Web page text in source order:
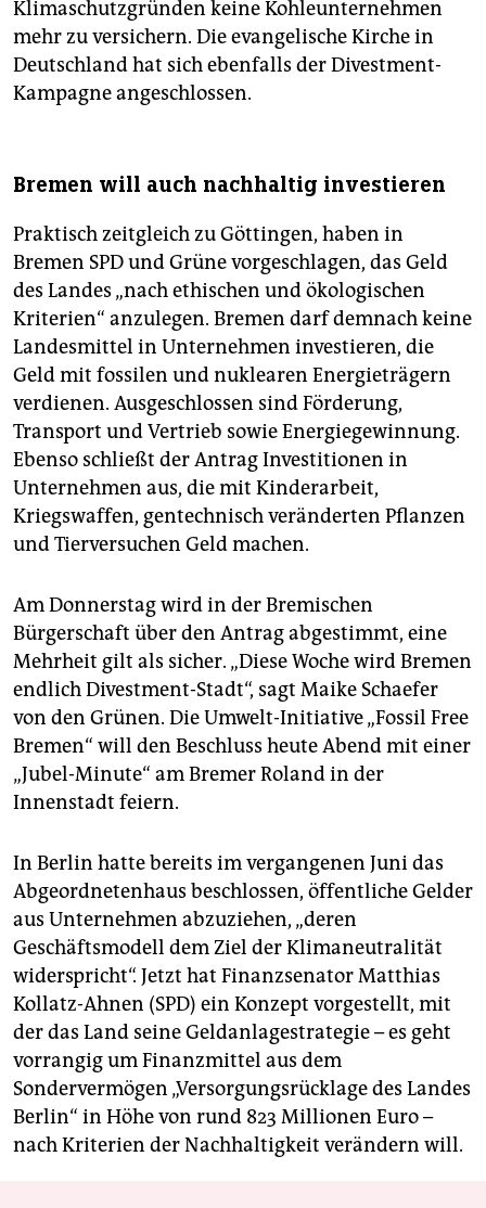
Klimaschutzgründen keine Kohleunternehmen
mehr zu versichern. Die evangelische Kirche in
Deutschland hat sich ebenfalls der Divestment-
Kampagne angeschlossen.
Bremen will auch nachhaltig investieren
Praktisch zeitgleich zu Göttingen, haben in
Bremen SPD und Grüne vorgeschlagen, das Geld
des Landes „nach ethischen und ökologischen
Kriterien“ anzulegen. Bremen darf demnach keine
Landesmittel in Unternehmen investieren, die
Geld mit fossilen und nuklearen Energieträgern
verdienen. Ausgeschlossen sind Förderung,
Transport und Vertrieb sowie Energiegewinnung.
Ebenso schließt der Antrag Investitionen in
Unternehmen aus, die mit Kinderarbeit,
Kriegswaffen, gentechnisch veränderten Pflanzen
und Tierversuchen Geld machen.
Am Donnerstag wird in der Bremischen
Bürgerschaft über den Antrag abgestimmt, eine
Mehrheit gilt als sicher. „Diese Woche wird Bremen
endlich Divestment-Stadt“, sagt Maike ­Schaefer
von den Grünen. Die Umwelt-Initiative „Fossil Free
Bremen“ will den Beschluss heute Abend mit einer
„Jubel-Minute“ am Bremer Roland in der
Innenstadt feiern.
In Berlin hatte bereits im vergangenen Juni das
Abgeordnetenhaus beschlossen, öffentliche Gelder
aus Unternehmen abzuziehen, „deren
Geschäftsmodell dem Ziel der Klimaneutralität
widerspricht“. Jetzt hat Finanzsenator Matthias
Kollatz-Ahnen (SPD) ein Konzept vorgestellt, mit
der das Land seine Geldanlagestrategie – es geht
vorrangig um Finanzmittel aus dem
Sondervermögen „Versorgungsrücklage des Landes
Berlin“ in Höhe von rund 823 Millionen Euro –
nach Kriterien der Nachhaltigkeit verändern will.